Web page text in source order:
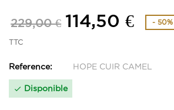
229,00 € 114,50 € - 50%
TTC
Reference: HOPE CUIR CAMEL
 Disponible